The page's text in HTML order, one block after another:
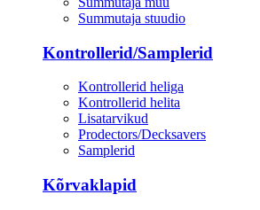
Summutaja stuudio
Kontrollerid/Samplerid
Kontrollerid heliga
Kontrollerid helita
Lisatarvikud
Prodectors/Decksavers
Samplerid
Kõrvaklapid